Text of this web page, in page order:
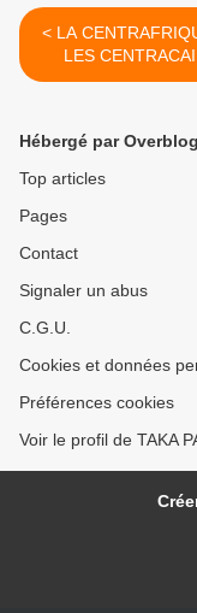
< LA CENTRAFRIQUE ET
LES
CONTINUENT
Hébergé par Overblog
Top articles
Pages
Contact
Signaler un abus
C.G.U.
Cookies et données
Préférences cookies
Voir le profil de TAKA